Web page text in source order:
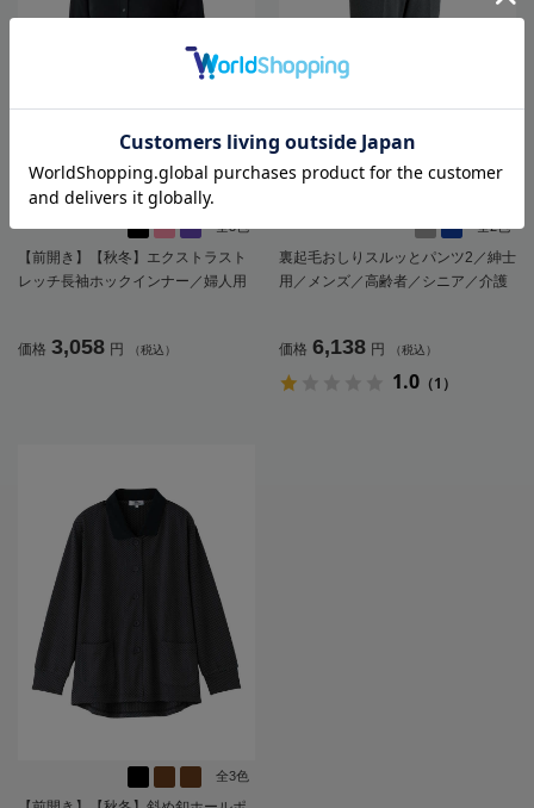
全3色
【前開き】【秋冬】エクストラスト
レッチ長袖ホックインナー／婦人用
価格 3,058 円 （税込）
全2色
裏起毛おしりスルッとパンツ2／紳士
用／メンズ／高齢者／シニア／介護
価格 6,138 円 （税込）
1.0 （1）
全3色